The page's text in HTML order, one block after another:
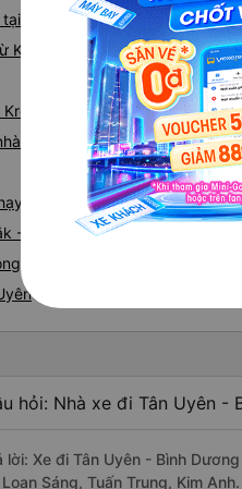
Thuộc, QL26, Phước An,
Krông Pắk đi Tân Uyên
Pắk
xe Krông Pắk Tân Uyên
tuyến đường Krông Pắk đi
- Tân Uyên
Pắk nhanh và uy tín nhất
hỏi: Nhà xe đi Tân Uyên
lời: Xe đi Tân Uyên - Bình
Sáng, Tuấn Trung, Kim Anh.